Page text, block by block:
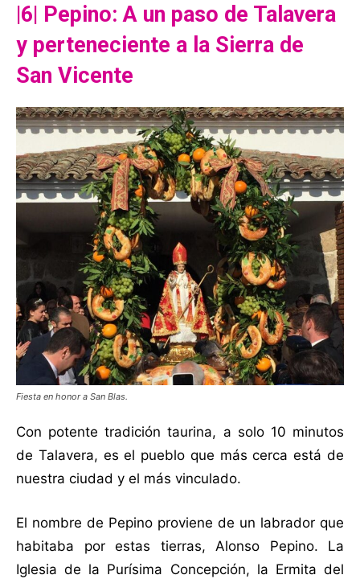
|6| Pepino: A un paso de Talavera
y perteneciente a la Sierra de
San Vicente
Fiesta en honor a San Blas.
Con potente tradición taurina, a solo 10 minutos
de Talavera, es el pueblo que más cerca está de
nuestra ciudad y el más vinculado.
El nombre de Pepino proviene de un labrador que
habitaba por estas tierras, Alonso Pepino. La
Iglesia de la Purísima Concepción, la Ermita del